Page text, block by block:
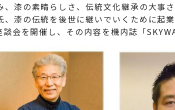
漆の素晴らしさ、伝統文化継承の大事
漆の伝統を後世に継いでいくために起
会を開催し、その内容を機内誌「